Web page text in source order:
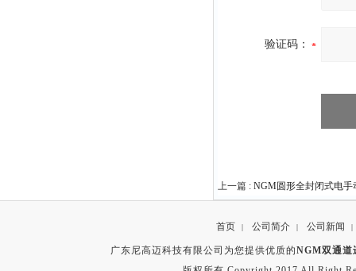
验证码：
上一篇 : NGM圆形全封闭式电手
首页 | 公司简介 | 公司新闻 |
广东尼高迈科技有限公司为您提供优质的NGM双通道